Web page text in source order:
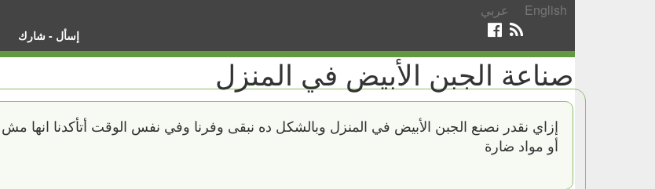
عربي English
إسأل - شارك
صناعة الجبن الأبيض في المنزل
إزاي نقدر نصنع الجبن الأبيض في المنزل وبالشكل ده نبقى وفرنا وفي نفس الوقت أتأكدنا انها
أو مواد ضارة